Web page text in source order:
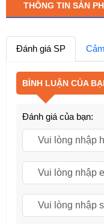
THÔNG TIN SẢN
Đánh giá SP
BÌNH LUẬN CỦA
Đánh giá của bạn: